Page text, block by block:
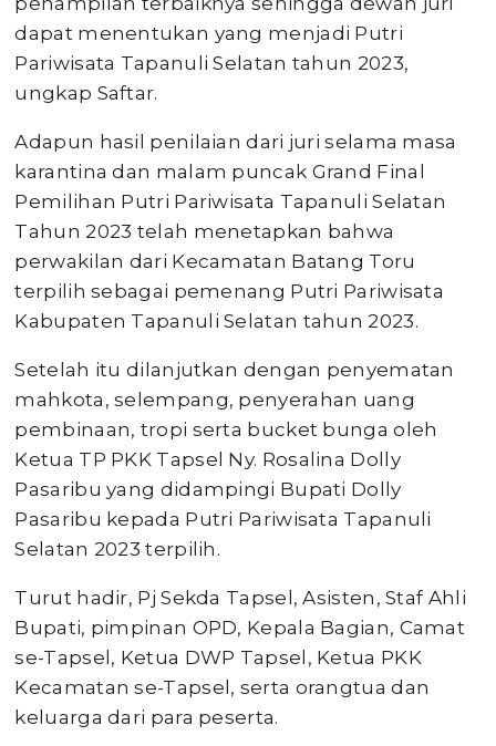
dapat menentukan yang menjadi Putri
Pariwisata Tapanuli Selatan tahun 2023,
ungkap Saftar.
Adapun hasil penilaian dari juri selama masa
karantina dan malam puncak Grand Final
Pemilihan Putri Pariwisata Tapanuli Selatan
Tahun 2023 telah menetapkan bahwa
perwakilan dari Kecamatan Batang Toru
terpilih sebagai pemenang Putri Pariwisata
Kabupaten Tapanuli Selatan tahun 2023.
Setelah itu dilanjutkan dengan penyematan
mahkota, selempang, penyerahan uang
pembinaan, tropi serta bucket bunga oleh
Ketua TP PKK Tapsel Ny. Rosalina Dolly
Pasaribu yang didampingi Bupati Dolly
Pasaribu kepada Putri Pariwisata Tapanuli
Selatan 2023 terpilih.
Turut hadir, Pj Sekda Tapsel, Asisten, Staf Ahli
Bupati, pimpinan OPD, Kepala Bagian, Camat
se-Tapsel, Ketua DWP Tapsel, Ketua PKK
Kecamatan se-Tapsel, serta orangtua dan
keluarga dari para peserta.